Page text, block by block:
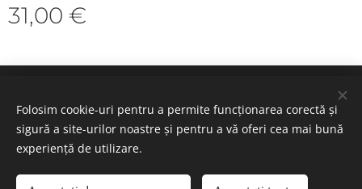
31,00 €
Selectează
Folosim cookie-uri pentru a permite funcționarea corectă și
sigură a site-urilor noastre și pentru a vă oferi cea mai bună
experiență de utilizare.